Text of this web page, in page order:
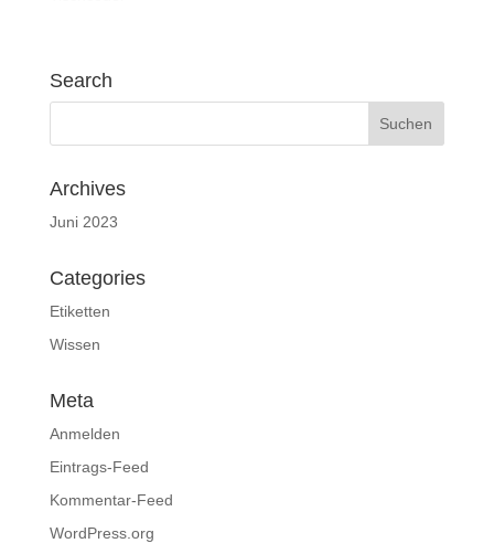
Search
Archives
Juni 2023
Categories
Etiketten
Wissen
Meta
Anmelden
Eintrags-Feed
Kommentar-Feed
WordPress.org